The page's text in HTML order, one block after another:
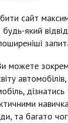
сайт
який
можете
та багато